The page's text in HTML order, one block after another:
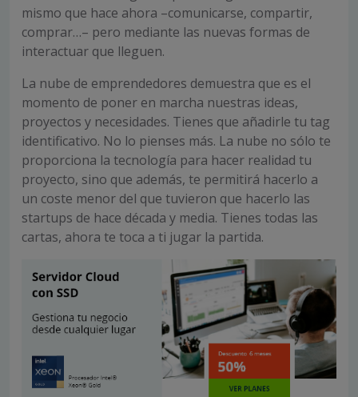
mismo que hace ahora –comunicarse, compartir,
comprar…– pero mediante las nuevas formas de
interactuar que lleguen.
La nube de emprendedores demuestra que es el
momento de poner en marcha nuestras ideas,
proyectos y necesidades. Tienes que añadirle tu tag
identificativo. No lo pienses más. La nube no sólo te
proporciona la tecnología para hacer realidad tu
proyecto, sino que además, te permitirá hacerlo a
un coste menor del que tuvieron que hacerlo las
startups de hace década y media. Tienes todas las
cartas, ahora te toca a ti jugar la partida.